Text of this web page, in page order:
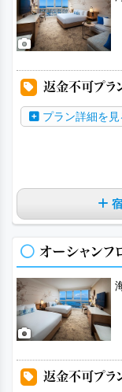
返金不可プラ
プラン詳細を見
オーシャンフ
返金不可プラ